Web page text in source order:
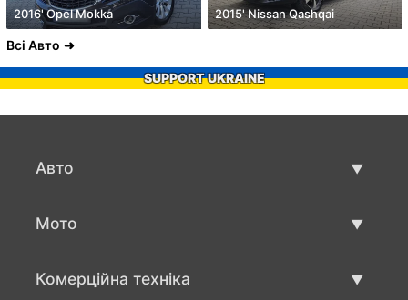
2016' Opel Mokka 2015' Nissan Qashqai
Всі Авто
SUPPORT UKRAINE
Авто
Мото
Комерційна техніка